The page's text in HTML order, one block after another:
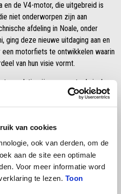
van cookies
ook van derden, om de
aan de site een optimale
Voor meer informatie word
te lezen. Toon
en de V4-motor, die uitgebreid is
niet onderworpen zijn aan
afdeling in Noale, onder
ging deze nieuwe uitdaging aan en
motorfiets te ontwikkelen waarin
van hun visie vormt.
evolutie zijn van een technische
in de geschiedenis van de MotoGP
extreme aerodynamica, ride
voorschriften. Om deze redenen
zijn dat ooit in de
is gebouwd.
kunnen blijven rekenen op een
van officiële tester Lorenzo